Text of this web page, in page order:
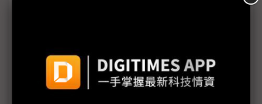
igus易格斯注入數位化新能量 展示技術領航全新概念
TSLG耐落集團扣件防鬆技術領導廠商